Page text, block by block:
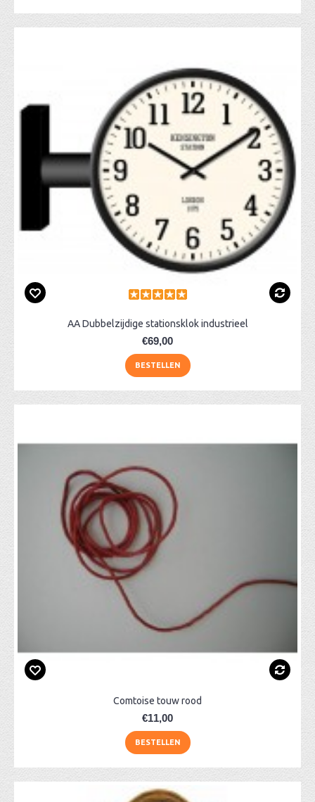
AA Dubbelzijdige stationsklok industrieel
€69,00
BESTELLEN
Comtoise touw rood
€11,00
BESTELLEN